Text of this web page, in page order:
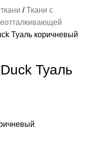
Ткани с
Туаль коричневый
Туаль